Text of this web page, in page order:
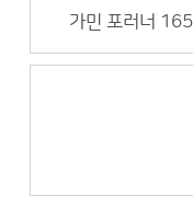
가민 포러너